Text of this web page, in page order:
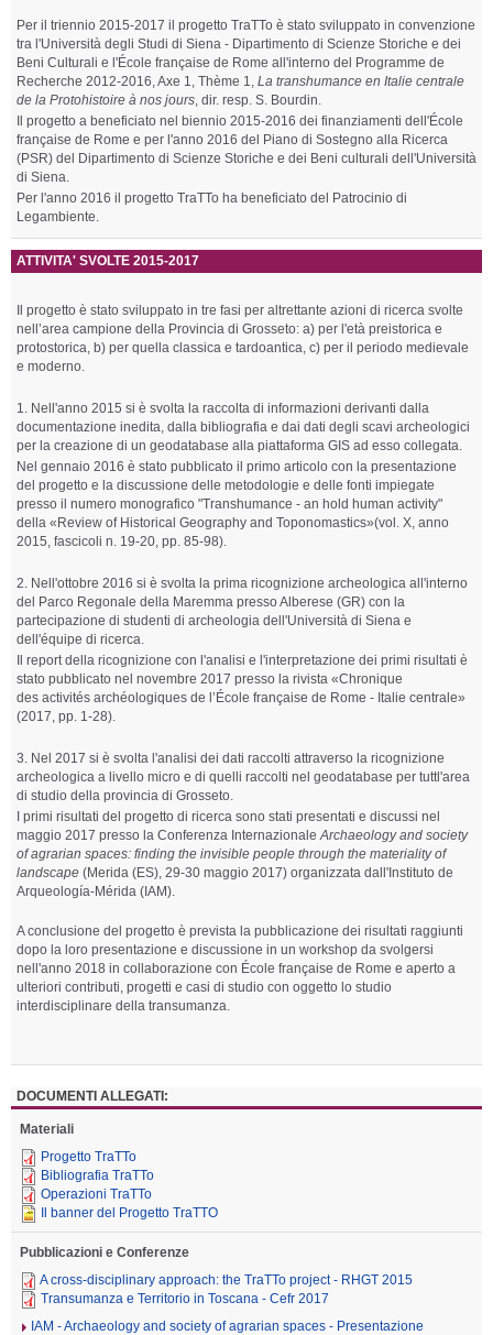
Per il triennio 2015-2017 il progetto TraTTo è stato sviluppato in convenzione
tra l'Università degli Studi di Siena - Dipartimento di Scienze Storiche e dei
Beni Culturali e l'École française de Rome all'interno del Programme de
Recherche 2012-2016, Axe 1, Thème 1, La transhumance en Italie centrale
de la Protohistoire à nos jours , dir. resp. S. Bourdin.
Il progetto a beneficiato nel biennio 2015-2016 dei finanziamenti dell'École
française de Rome e per l'anno 2016 del Piano di Sostegno alla Ricerca
(PSR) del Dipartimento di Scienze Storiche e dei Beni culturali dell'Università
di Siena.
Per l'anno 2016 il progetto TraTTo ha beneficiato del Patrocinio di
Legambiente.
ATTIVITA' SVOLTE 2015-2017
Il progetto è stato sviluppato in tre fasi per altrettante azioni di ricerca svolte
nell’area campione della Provincia di Grosseto: a) per l'età preistorica e
protostorica, b) per quella classica e tardoantica, c) per il periodo medievale
e moderno.
1. Nell'anno 2015 si è svolta la raccolta di informazioni derivanti dalla
documentazione inedita, dalla bibliografia e dai dati degli scavi archeologici
per la creazione di un geodatabase alla piattaforma GIS ad esso collegata.
Nel gennaio 2016 è stato pubblicato il primo articolo con la presentazione
del progetto e la discussione delle metodologie e delle fonti impiegate
presso il numero monografico "Transhumance - an hold human activity"
della «Review of Historical Geography and Toponomastics»(vol. X, anno
2015, fascicoli n. 19-20, pp. 85-98).
2. Nell'ottobre 2016 si è svolta la prima ricognizione archeologica all'interno
del Parco Regonale della Maremma presso Alberese (GR) con la
partecipazione di studenti di archeologia dell'Università di Siena e
dell'équipe di ricerca.
Il report della ricognizione con l'analisi e l'interpretazione dei primi risultati è
stato pubblicato nel novembre 2017 presso la rivista «Chronique
des activités archéologiques de l’École française de Rome - Italie centrale»
(2017, pp. 1-28).
3. Nel 2017 si è svolta l'analisi dei dati raccolti attraverso la ricognizione
archeologica a livello micro e di quelli raccolti nel geodatabase per tuttl'area
di studio della provincia di Grosseto.
I primi risultati del progetto di ricerca sono stati presentati e discussi nel
maggio 2017 presso la Conferenza Internazionale Archaeology and society
of agrarian spaces: finding the invisible people through the materiality of
landscape (Merida (ES), 29-30 maggio 2017) organizzata dall'Instituto de
Arqueología-Mérida (IAM).
A conclusione del progetto è prevista la pubblicazione dei risultati raggiunti
dopo la loro presentazione e discussione in un workshop da svolgersi
nell'anno 2018 in collaborazione con École française de Rome e aperto a
ulteriori contributi, progetti e casi di studio con oggetto lo studio
interdisciplinare della transumanza.
DOCUMENTI ALLEGATI:
Materiali
Progetto TraTTo
Bibliografia TraTTo
Operazioni TraTTo
Il banner del Progetto TraTTO
Pubblicazioni e Conferenze
A cross-disciplinary approach: the TraTTo project - RHGT 2015
Transumanza e Territorio in Toscana - Cefr 2017
IAM - Archaeology and society of agrarian spaces - Presentazione